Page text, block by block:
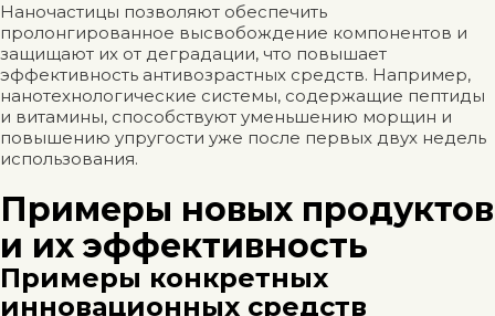
Наночастицы позволяют обеспечить
пролонгированное высвобождение компонентов и
защищают их от деградации, что повышает
эффективность антивозрастных средств. Например,
нанотехнологические системы, содержащие пептиды
и витамины, способствуют уменьшению морщин и
повышению упругости уже после первых двух недель
использования.
Примеры новых продуктов
и их эффективность
Примеры конкретных
инновационных средств